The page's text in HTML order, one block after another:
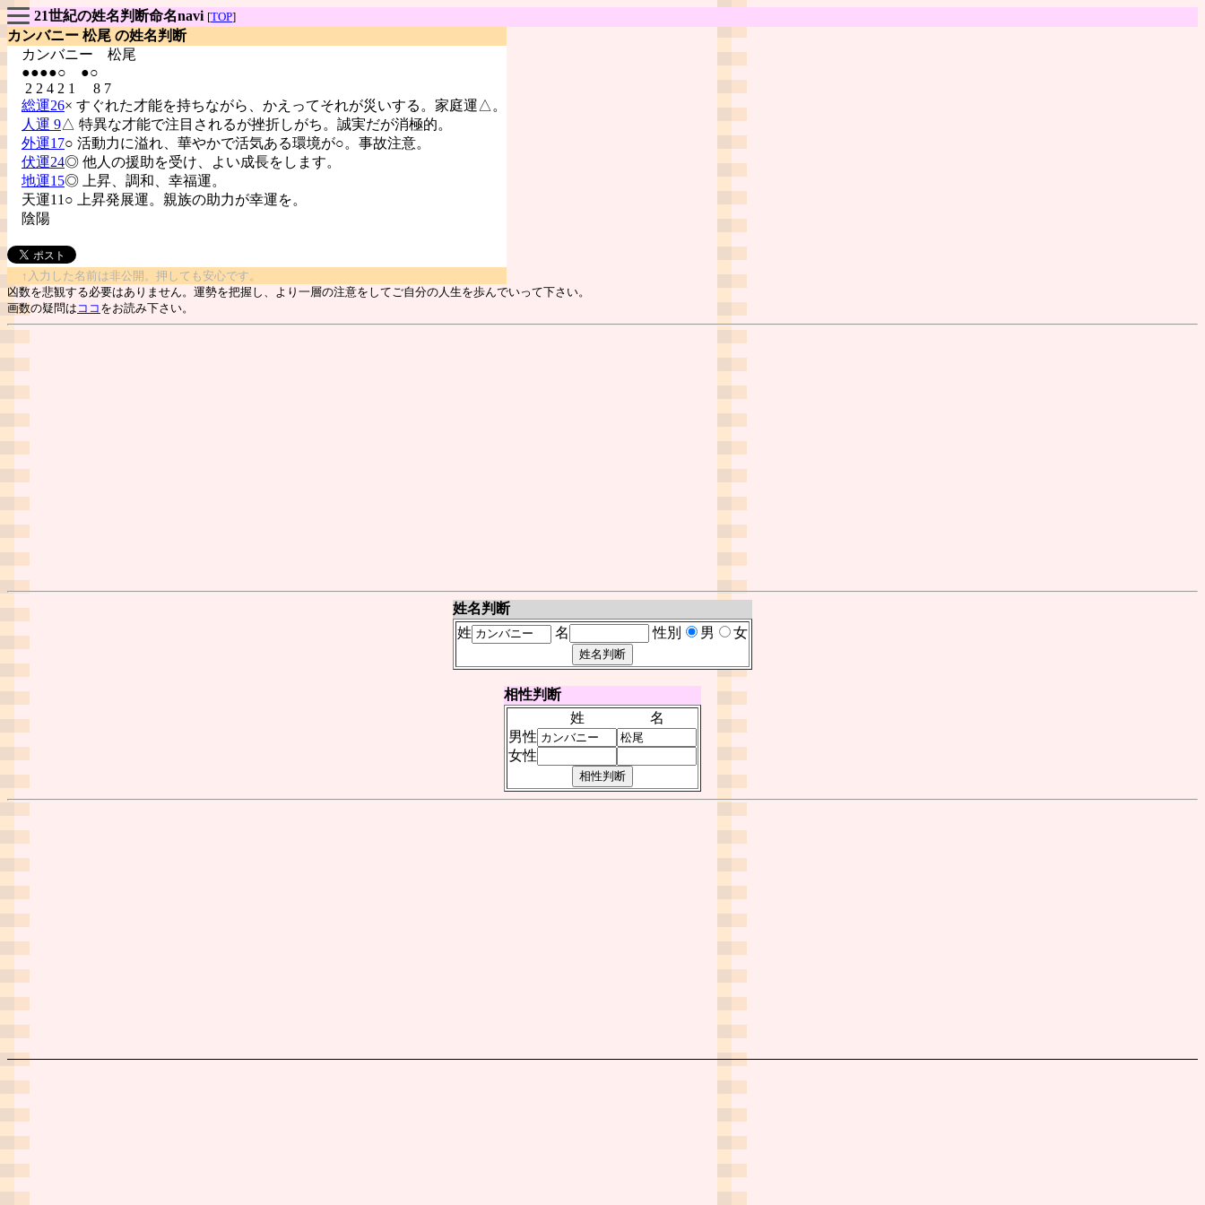
21世紀の姓名判断命名navi [TOP]
カンバニー 松尾 の姓名判断
カンバニー 松尾
●●●●○ ●○
2 2 4 2 1 8 7
総運26× すぐれた才能を持ちながら、かえってそれが災いする。家庭運△。
人運 9△ 特異な才能で注目されるが挫折しがち。誠実だが消極的。
外運17○ 活動力に溢れ、華やかで活気ある環境が○。事故注意。
伏運24◎ 他人の援助を受け、よい成長をします。
地運15◎ 上昇、調和、幸福運。
天運11○ 上昇発展運。親族の助力が幸運を。
陰陽
↑入力した名前は非公開。押しても安心です。
凶数を悲観する必要はありません。運勢を把握し、より一層の注意をしてご自分の人生を歩んでいって下さい。
画数の疑問は ココ をお読み下さい。
姓名判断
姓
名 性別 男 女
相性判断
姓
名
男性
女性